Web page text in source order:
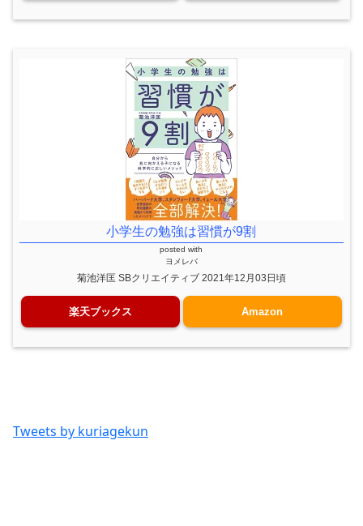
小学生の勉強は習慣が9割
posted with
ヨメレバ
菊池洋匡 SBクリエイティブ 2021年12月03日頃
楽天ブックス Amazon
Tweets by kuriagekun